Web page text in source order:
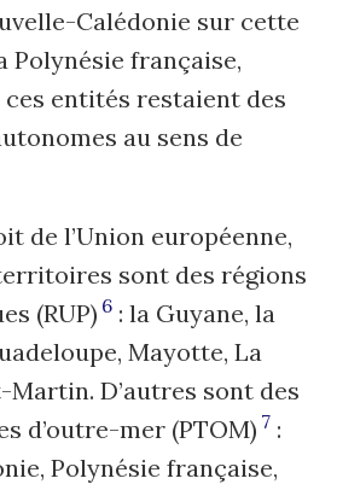
Calédonie sur cette
Polynésie française,
entités restaient des
au sens de
de l’Union européenne,
sont des régions
(RUP) 6 : la Guyane, la
Mayotte, La
D’autres sont des
d’outre-mer (PTOM) 7 :
Polynésie française,